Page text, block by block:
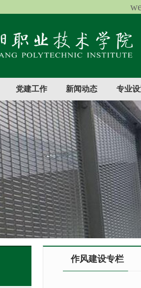
党建工作 新闻动态 专业
作风建设专栏